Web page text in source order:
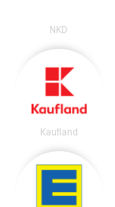
NKD
Kaufland